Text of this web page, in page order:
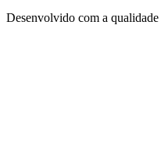
Desenvolvido com a qualidade